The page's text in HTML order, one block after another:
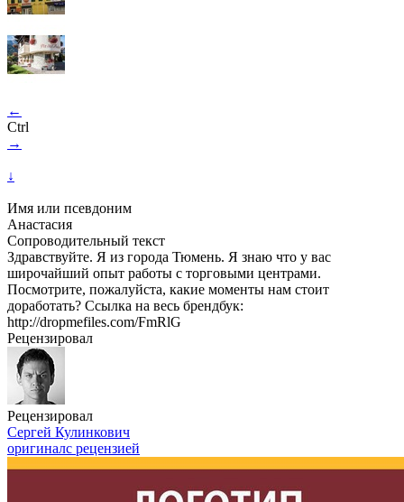
←
Ctrl
→
↓
Имя или псевдоним
Анастасия
Сопроводительный текст
Здравствуйте. Я из города Тюмень. Я знаю что у вас
широчайший опыт работы с торговыми центрами.
Посмотрите, пожалуйста, какие моменты нам стоит
доработать? Ссылка на весь брендбук:
http://dropmefiles.com/FmRlG
Рецензировал
Рецензировал
Сергей Кулинкович
оригиналс рецензией